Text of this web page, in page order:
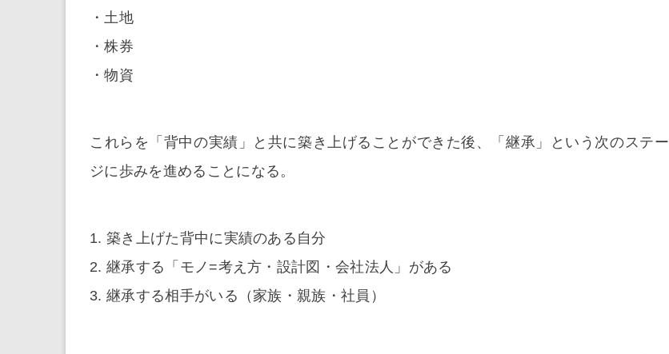
・土地
・株券
・物資
これらを「背中の実績」と共に築き上げることができた後、「継承」という次のステー
ジに歩みを進めることになる。
1. 築き上げた背中に実績のある自分
2. 継承する「モノ=考え方・設計図・会社法人」がある
3. 継承する相手がいる（家族・親族・社員）